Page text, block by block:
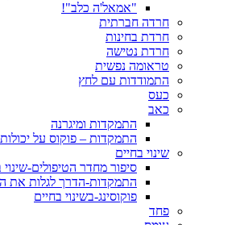
"אמאל'ה כלב"!
חרדה חברתית
חרדת בחינות
חרדת נטישה
טראומה נפשית
התמודדות עם לחץ
כעס
כאב
התמקדות ומיגרנה
התמקדות – פוקוס על יכולות
שינוי בחיים
סיפור מחדר הטיפולים-שינוי
התמקדות-הדרך לגלות את
פוקוסינג-בשינוי בחיים
פחד